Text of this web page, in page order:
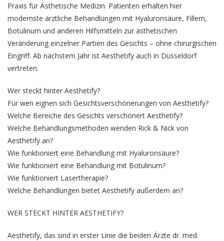
Praxis für Ästhetische Medizin. Patienten erhalten hier
modernste ärztliche Behandlungen mit Hyaluronsäure, Fillern,
Botulinum und anderen Hilfsmitteln zur ästhetischen
Veränderung einzelner Partien des Gesichts – ohne chirurgischen
Eingriff. Ab nächstem Jahr ist Aesthetify auch in Düsseldorf
vertreten.
Wer steckt hinter Aesthetify?
Für wen eignen sich Gesichtsverschönerungen von Aesthetify?
Welche Bereiche des Gesichts verschönert Aesthetify?
Welche Behandlungsmethoden wenden Rick & Nick von
Aesthetify an?
Wie funktioniert eine Behandlung mit Hyaluronsäure?
Wie funktioniert eine Behandlung mit Botulinum?
Wie funktioniert Lasertherapie?
Welche Behandlungen bietet Aesthetify außerdem an?
WER STECKT HINTER AESTHETIFY?
Aesthetify, das sind in erster Linie die beiden Ärzte dr. med.